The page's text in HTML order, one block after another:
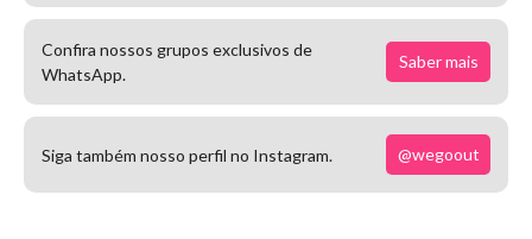
Confira nossos grupos exclusivos de
WhatsApp.
Saber mais
Siga também nosso perfil no Instagram. @wegoout